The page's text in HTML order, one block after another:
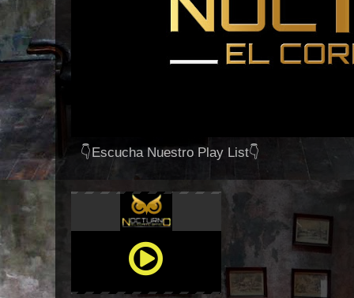
👇Escucha Nuestro Play List👇